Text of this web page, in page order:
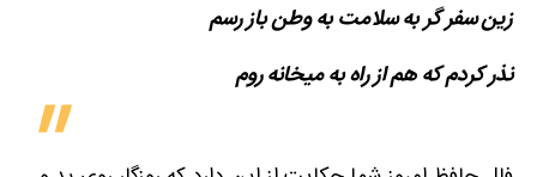
زین سفر گر به سلامت به وطن باز رسم
نذر کردم که هم از راه به میخانه روم